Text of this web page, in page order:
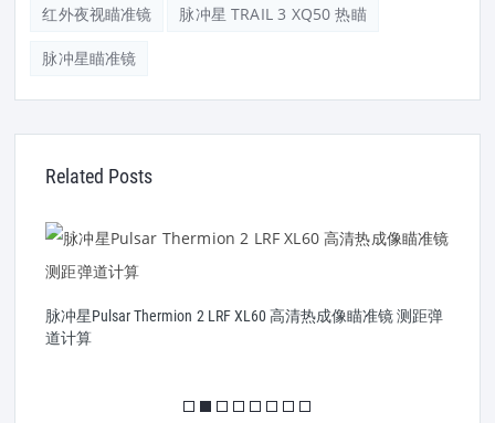
红外夜视瞄准镜 脉冲星 TRAIL 3 XQ50 热瞄
脉冲星瞄准镜
Related Posts
脉冲星Pulsar Thermion 2 LRF XL60 高清热成像瞄准镜 测距弹
道计算